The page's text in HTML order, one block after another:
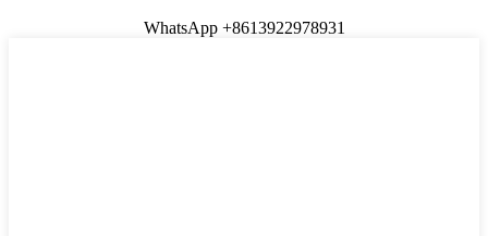
WhatsApp +8613922978931